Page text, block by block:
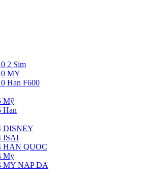
2 Sim
MY
Han F600
Mỹ
Han
DISNEY
ISAI
HAN QUOC
My
MY NAP DA